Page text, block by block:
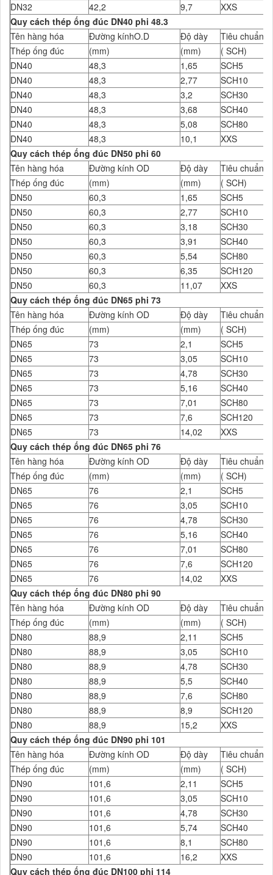
DN32
42,2 9,7
XXS
Quy cách thép ống đúc DN40 phi 48.3
Tên hàng hóa
Đường kínhO.D Độ dày
Tiêu chuẩn
Thép ống đúc
(mm) (mm)
( SCH)
DN40
48,3 1,65
SCH5
DN40
48,3 2,77
SCH10
DN40
48,3 3,2
SCH30
DN40
48,3 3,68
SCH40
DN40
48,3 5,08
SCH80
DN40
48,3 10,1
XXS
Quy cách thép ống đúc DN50 phi 60
Tên hàng hóa
Đường kính OD Độ dày
Tiêu chuẩn
Thép ống đúc
(mm) (mm)
( SCH)
DN50
60,3 1,65
SCH5
DN50
60,3 2,77
SCH10
DN50
60,3 3,18
SCH30
DN50
60,3 3,91
SCH40
DN50
60,3 5,54
SCH80
DN50
60,3 6,35
SCH120
DN50
60,3 11,07
XXS
Quy cách thép ống đúc DN65 phi 73
Tên hàng hóa
Đường kính OD Độ dày
Tiêu chuẩn
Thép ống đúc
(mm) (mm)
( SCH)
DN65
73 2,1
SCH5
DN65
73 3,05
SCH10
DN65
73 4,78
SCH30
DN65
73 5,16
SCH40
DN65
73 7,01
SCH80
DN65
73 7,6
SCH120
DN65
73 14,02
XXS
Quy cách thép ống đúc DN65 phi 76
Tên hàng hóa
Đường kính OD Độ dày
Tiêu chuẩn
Thép ống đúc
(mm) (mm)
( SCH)
DN65
76 2,1
SCH5
DN65
76 3,05
SCH10
DN65
76 4,78
SCH30
DN65
76 5,16
SCH40
DN65
76 7,01
SCH80
DN65
76 7,6
SCH120
DN65
76 14,02
XXS
Quy cách thép ống đúc DN80 phi 90
Tên hàng hóa
Đường kính OD Độ dày
Tiêu chuẩn
Thép ống đúc
(mm) (mm)
( SCH)
DN80
88,9 2,11
SCH5
DN80
88,9 3,05
SCH10
DN80
88,9 4,78
SCH30
DN80
88,9 5,5
SCH40
DN80
88,9 7,6
SCH80
DN80
88,9 8,9
SCH120
DN80
88,9 15,2
XXS
Quy cách thép ống đúc DN90 phi 101
Tên hàng hóa
Đường kính OD Độ dày
Tiêu chuẩn
Thép ống đúc
(mm) (mm)
( SCH)
DN90
101,6 2,11
SCH5
DN90
101,6 3,05
SCH10
DN90
101,6 4,78
SCH30
DN90
101,6 5,74
SCH40
DN90
101,6 8,1
SCH80
DN90
101,6 16,2
XXS
Quy cách thép ống đúc DN100 phi 114